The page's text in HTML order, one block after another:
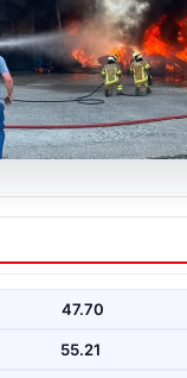
kapladı:
yangın
47.70
55.21